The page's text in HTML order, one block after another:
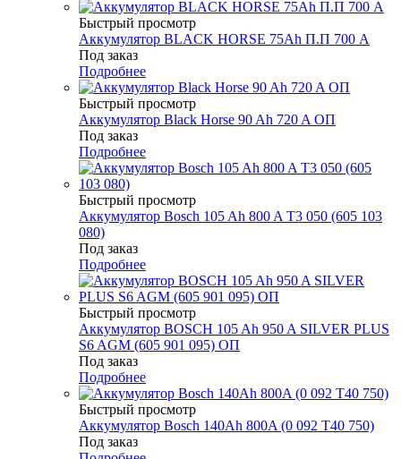
Быстрый просмотр
Аккумулятор BLACK HORSE 75Ah П.П 700 A
Под заказ
Подробнее
Быстрый просмотр
Аккумулятор Black Horse 90 Ah 720 A ОП
Под заказ
Подробнее
Быстрый просмотр
Аккумулятор Bosch 105 Ah 800 A T3 050 (605 103
080)
Под заказ
Подробнее
Быстрый просмотр
Аккумулятор BOSCH 105 Ah 950 A SILVER PLUS
S6 AGM (605 901 095) ОП
Под заказ
Подробнее
Быстрый просмотр
Аккумулятор Bosch 140Ah 800A (0 092 T40 750)
Под заказ